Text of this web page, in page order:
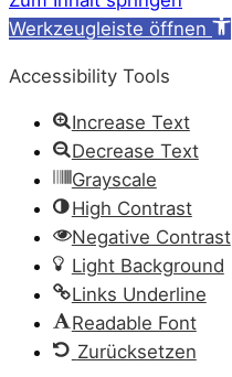
Werkzeugleiste öffnen
Accessibility Tools
Increase Text
Decrease Text
Grayscale
High Contrast
Negative Contrast
Light Background
Links Underline
Readable Font
Zurücksetzen